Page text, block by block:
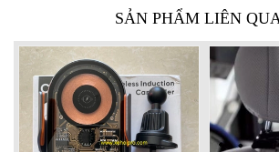
SẢN PHẨM LIÊN